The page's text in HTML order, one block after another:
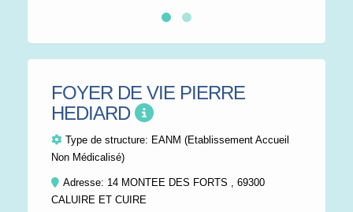
FOYER DE VIE PIERRE
HEDIARD
Type de structure: EANM (Etablissement Accueil
Non Médicalisé)
Adresse: 14 MONTEE DES FORTS , 69300
CALUIRE ET CUIRE